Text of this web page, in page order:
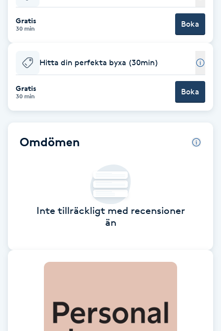
Babylights
Balayage
Bambumassage
Barber
Bottenfärg
Brynfärgning
Bröllopsuppsättning
Gratis
30 min Boka
Hitta din perfekta byxa (30min)
Gratis
30 min Boka
Omdömen
Inte tillräckligt med recensioner
än